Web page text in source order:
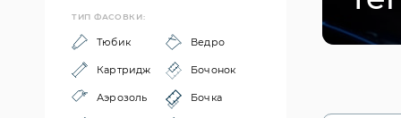
ТИП ФАСОВКИ:
Тюбик Ведро
Картридж Бочонок
Аэрозоль Бочка